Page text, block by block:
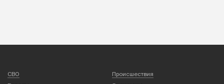
СВО
Происшествия